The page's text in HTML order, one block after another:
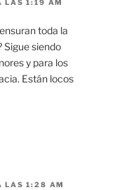
LAS 1:19 AM
toda la
Sigue siendo
y para los
Están locos
LAS 1:28 AM